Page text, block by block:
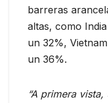
barreras
altas, como
un 32%,
un 36%.
“A primera